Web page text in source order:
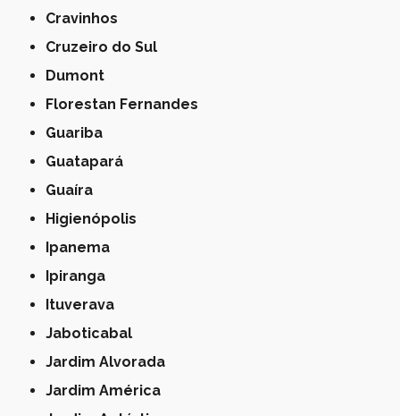
Cravinhos
Cruzeiro do Sul
Dumont
Florestan Fernandes
Guariba
Guatapará
Guaíra
Higienópolis
Ipanema
Ipiranga
Ituverava
Jaboticabal
Jardim Alvorada
Jardim América